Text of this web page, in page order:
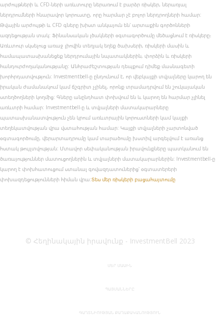
արժույթների և CFD-ների առևտուրը ներառում է բարձր ռիսկեր, ներառյալ
ներդրումների հնարավոր կորուստը, որը հարմար չէ բոլոր ներդրողների համար:
Թվային արժույթի և CFD գները խիստ անկայուն են՝ արտաքին գործոնների
ազդեցության տակ: Ֆինանսական լծակների օգտագործումը մեծացնում է ռիսկերը։
Առևտուր սկսելուց առաջ լիովին տեղյակ եղեք ծախսերի, ռիսկերի մասին և
համապատասխանեցեք ներդրումային նպատակներին, փորձին և ռիսկերի
հանդուրժողականությանը: Անհրաժեշտության դեպքում դիմեք մասնագետի
խորհրդատվություն: Investmentbell-ը ընդունում է, որ վեբկայքի տվյալները կարող են
իրական ժամանակում կամ ճշգրիտ չլինել, որոնք տրամադրվում են շուկայական
ստեղծողների կողմից: Գները անընդհատ փոխվում են և կարող են հարմար չլինել
առևտրի համար: Investmentbell-ը և տվյալների մատակարարները
պատասխանատվություն չեն կրում առևտրային կորուստների կամ կայքի
տեղեկատվության վրա վստահության համար: Կայքի տվյալների չարտոնված
օգտագործումը, վերարտադրումը կամ տարածումը խստիվ արգելվում է առանց
հստակ թույլտվության: Մտավոր սեփականության իրավունքները պատկանում են
ծառայություններ մատուցողներին և տվյալների մատակարարներին: Investmentbell-ը
կարող է փոխհատուցում ստանալ գովազդատուներից՝ օգտատերերի
փոխազդեցությունների հիման վրա:Տես մեր ռիսկերի բացահայտումը
© Հեղինակային իրավունք - InvestmentBell 2023
ՄԵՐ ՄԱՍԻՆ
ՊԱՅՄԱՆՆԵՐԸ
ԳԱՂՏՆԻՈՒԹՅԱՆ ՔԱՂԱՔԱԿԱՆՈՒԹՅՈՒՆ